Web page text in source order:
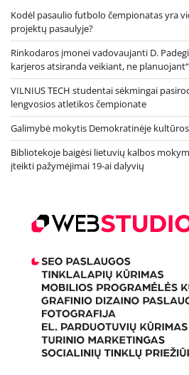
Kodėl pasaulio futbolo čempionatas yra
projektų pasaulyje?
Rinkodaros įmonei vadovaujanti D.
karjeros atsiranda veikiant, ne planuojant“
VILNIUS TECH studentai sėkmingai
lengvosios atletikos čempionate
Galimybė mokytis Demokratinėje
Bibliotekoje baigėsi lietuvių kalbos
įteikti pažymėjimai 19-ai dalyvių